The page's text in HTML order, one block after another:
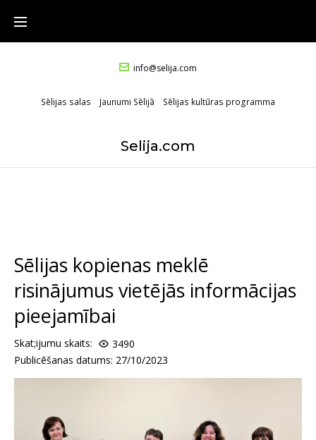
info@selija.com
Sēlijas salas Jaunumi Sēlijā Sēlijas kultūras programma
Selija.com
Sēlijas kopienas meklē
risinājumus vietējās informācijas
pieejamībai
Skat;ijumu skaits:
3490
Publicēšanas datums: 27/10/2023